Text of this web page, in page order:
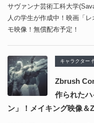
サヴァンナ芸術工科大学
人の学生が作成中！映画「
モ映像！無償配布予定！
キャラクター
Zbrush
作られた
ン」！メイキング映像＆